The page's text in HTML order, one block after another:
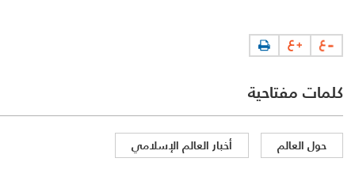
كلمات مفتاحية
حول العالم أخبار العالم الإسلامي